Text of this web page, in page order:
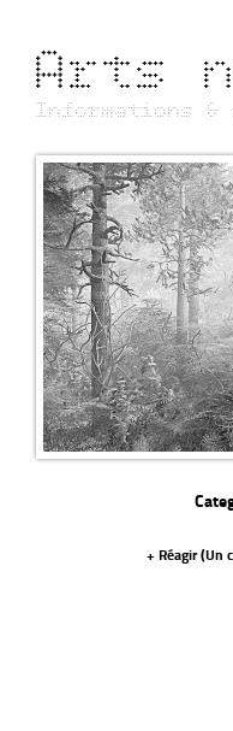
Arts
Informations &
+ Réagir (Un